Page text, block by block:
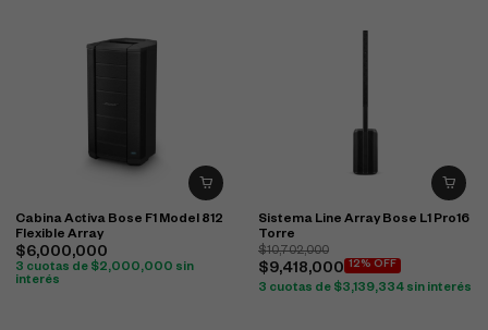
Cabina Activa Bose F1 Model 812
Flexible Array
$6,000,000
3 cuotas de $2,000,000 sin
interés
Sistema Line Array Bose L1 Pro16
Torre
$10,702,000
$9,418,000 12% OFF
3 cuotas de $3,139,334 sin interés